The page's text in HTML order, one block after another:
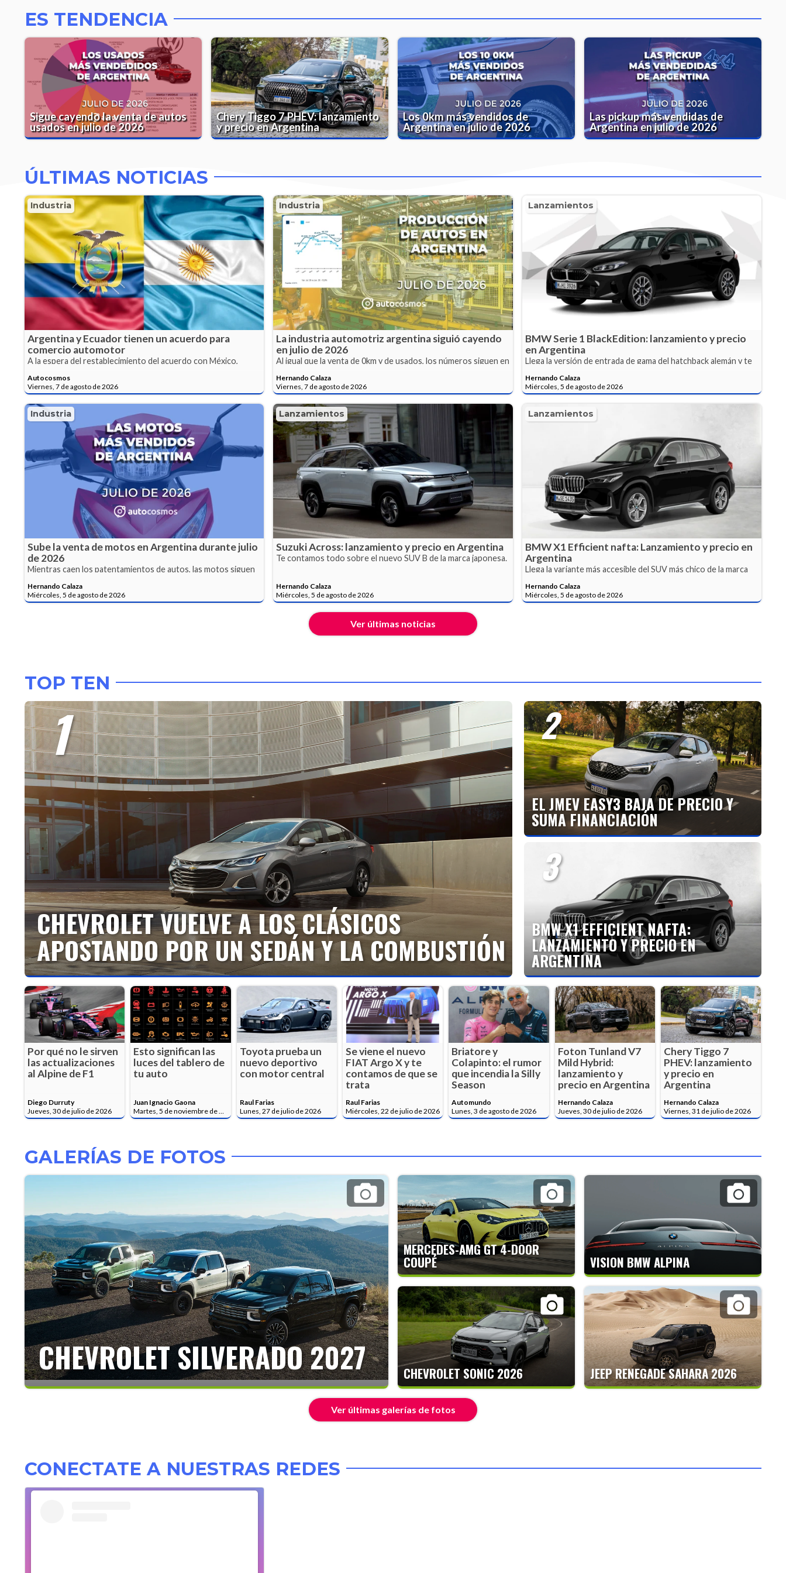
ES TENDENCIA
Sigue cayendo la venta de autos
usados en julio de 2026
Chery Tiggo 7 PHEV: lanzamiento
y precio en Argentina
Los 0km más vendidos de
Argentina en julio de 2026
Las pickup más vendidas de
Argentina en julio de 2026
ÚLTIMAS NOTICIAS
Industria
Argentina y Ecuador tienen un acuerdo para
comercio automotor
A la espera del restablecimiento del acuerdo con México,
transacciones.
Autocosmos
Viernes, 7 de agosto de 2026
Industria
La industria automotriz argentina siguió cayendo
en julio de 2026
Al igual que la venta de 0km y de usados, los números siguen en
Hernando Calaza
Viernes, 7 de agosto de 2026
Lanzamientos
BMW Serie 1 BlackEdition: lanzamiento y precio
en Argentina
Llega la versión de entrada de gama del hatchback alemán y te
Hernando Calaza
Miércoles, 5 de agosto de 2026
Industria
Sube la venta de motos en Argentina durante julio
de 2026
Mientras caen los patentamientos de autos, las motos siguen
Hernando Calaza
Miércoles, 5 de agosto de 2026
Lanzamientos
Suzuki Across: lanzamiento y precio en Argentina
Te contamos todo sobre el nuevo SUV B de la marca japonesa.
Hernando Calaza
Miércoles, 5 de agosto de 2026
Lanzamientos
BMW X1 Efficient nafta: Lanzamiento y precio en
Argentina
Llega la variante más accesible del SUV más chico de la marca
Hernando Calaza
Miércoles, 5 de agosto de 2026
Ver últimas noticias
TOP TEN
1
CHEVROLET VUELVE A LOS CLÁSICOS
APOSTANDO POR UN SEDÁN Y LA COMBUSTIÓN
2
EL JMEV EASY3 BAJA DE PRECIO Y
SUMA FINANCIACIÓN
3
BMW X1 EFFICIENT NAFTA:
LANZAMIENTO Y PRECIO EN
ARGENTINA
Por qué no le sirven
las actualizaciones
al Alpine de F1
Diego Durruty
Jueves, 30 de julio de 2026
Esto significan las
luces del tablero de
tu auto
Juan Ignacio Gaona
Martes, 5 de noviembre de 2024
Toyota prueba un
nuevo deportivo
con motor central
Raul Farias
Lunes, 27 de julio de 2026
Se viene el nuevo
FIAT Argo X y te
contamos de que se
trata
Raul Farias
Miércoles, 22 de julio de 2026
Briatore y
Colapinto: el rumor
que incendia la Silly
Season
Automundo
Lunes, 3 de agosto de 2026
Foton Tunland V7
Mild Hybrid:
lanzamiento y
precio en Argentina
Hernando Calaza
Jueves, 30 de julio de 2026
Chery Tiggo 7
PHEV: lanzamiento
y precio en
Argentina
Hernando Calaza
Viernes, 31 de julio de 2026
GALERÍAS DE FOTOS
CHEVROLET SILVERADO 2027
MERCEDES-AMG GT 4-DOOR
COUPÉ VISION BMW ALPINA
CHEVROLET SONIC 2026 JEEP RENEGADE SAHARA 2026
Ver últimas galerías de fotos
CONECTATE A NUESTRAS REDES